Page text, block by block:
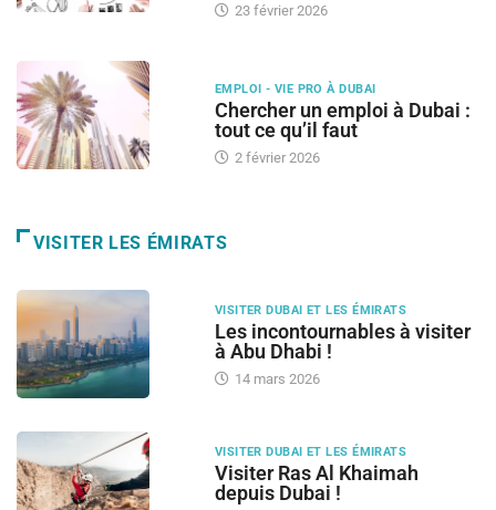
23 février 2026
EMPLOI - VIE PRO À DUBAI
Chercher un emploi à Dubai :
tout ce qu’il faut
2 février 2026
VISITER LES ÉMIRATS
VISITER DUBAI ET LES ÉMIRATS
Les incontournables à visiter
à Abu Dhabi !
14 mars 2026
VISITER DUBAI ET LES ÉMIRATS
Visiter Ras Al Khaimah
depuis Dubai !